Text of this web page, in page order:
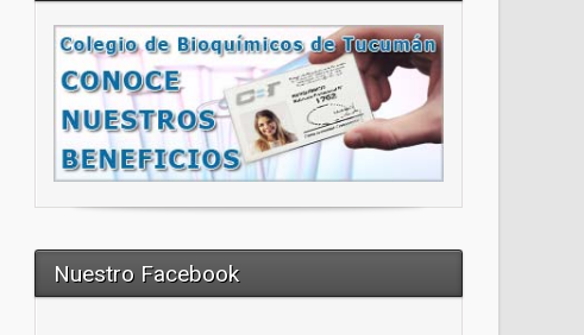
Nuestro Facebook